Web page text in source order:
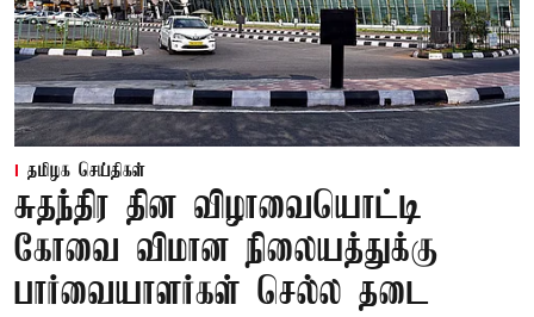
தமிழக செய்திகள்
சுதந்திர தின விழாவையொட்டி
கோவை விமான நிலையத்துக்கு
பார்வையாளர்கள் செல்ல தடை